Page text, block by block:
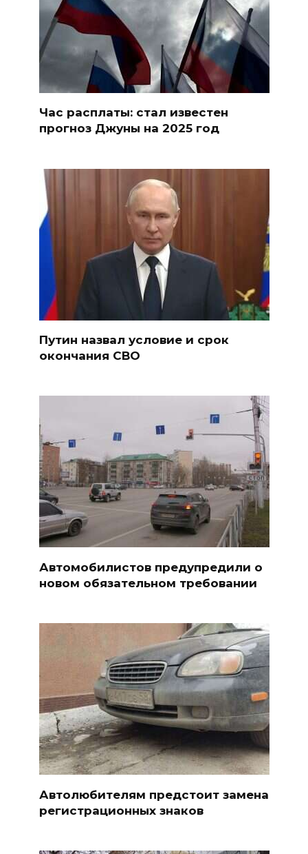
Час расплаты: стал известен
прогноз Джуны на 2025 год
Путин назвал условие и срок
окончания СВО
Автомобилистов предупредили о
новом обязательном требовании
Автолюбителям предстоит замена
регистрационных знаков